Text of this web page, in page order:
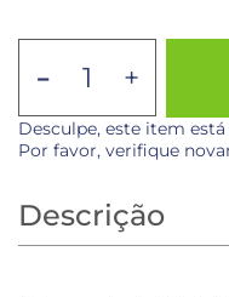
- +
Desculpe, este item
Por favor, verifique
Descrição